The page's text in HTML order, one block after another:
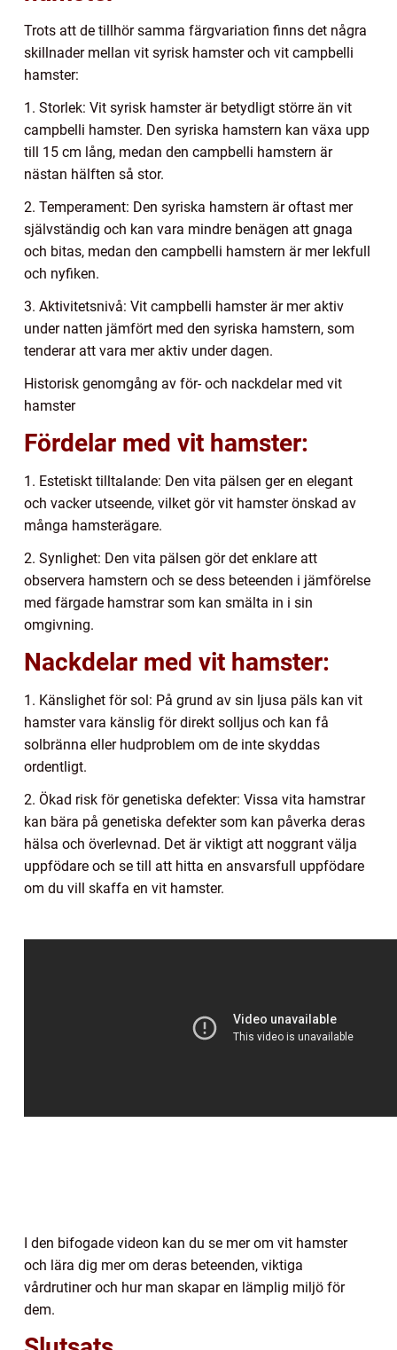
Trots att de tillhör samma färgvariation finns det några
skillnader mellan vit syrisk hamster och vit campbelli
hamster:
1. Storlek: Vit syrisk hamster är betydligt större än vit
campbelli hamster. Den syriska hamstern kan växa upp
till 15 cm lång, medan den campbelli hamstern är
nästan hälften så stor.
2. Temperament: Den syriska hamstern är oftast mer
självständig och kan vara mindre benägen att gnaga
och bitas, medan den campbelli hamstern är mer lekfull
och nyfiken.
3. Aktivitetsnivå: Vit campbelli hamster är mer aktiv
under natten jämfört med den syriska hamstern, som
tenderar att vara mer aktiv under dagen.
Historisk genomgång av för- och nackdelar med vit
hamster
Fördelar med vit hamster:
1. Estetiskt tilltalande: Den vita pälsen ger en elegant
och vacker utseende, vilket gör vit hamster önskad av
många hamsterägare.
2. Synlighet: Den vita pälsen gör det enklare att
observera hamstern och se dess beteenden i jämförelse
med färgade hamstrar som kan smälta in i sin
omgivning.
Nackdelar med vit hamster:
1. Känslighet för sol: På grund av sin ljusa päls kan vit
hamster vara känslig för direkt solljus och kan få
solbränna eller hudproblem om de inte skyddas
ordentligt.
2. Ökad risk för genetiska defekter: Vissa vita hamstrar
kan bära på genetiska defekter som kan påverka deras
hälsa och överlevnad. Det är viktigt att noggrant välja
uppfödare och se till att hitta en ansvarsfull uppfödare
om du vill skaffa en vit hamster.
I den bifogade videon kan du se mer om vit hamster
och lära dig mer om deras beteenden, viktiga
vårdrutiner och hur man skapar en lämplig miljö för
dem.